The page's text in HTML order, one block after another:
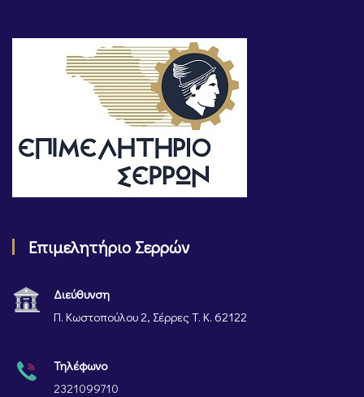
Επιμελητήριο Σερρών
Διεύθυνση
Π. Κωστοπούλου 2, Σέρρες Τ. Κ. 62122
Τηλέφωνο
2321099710